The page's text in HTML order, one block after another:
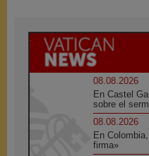
08.08.2026
En Castel
sobre el
08.08.2026
En
firma»